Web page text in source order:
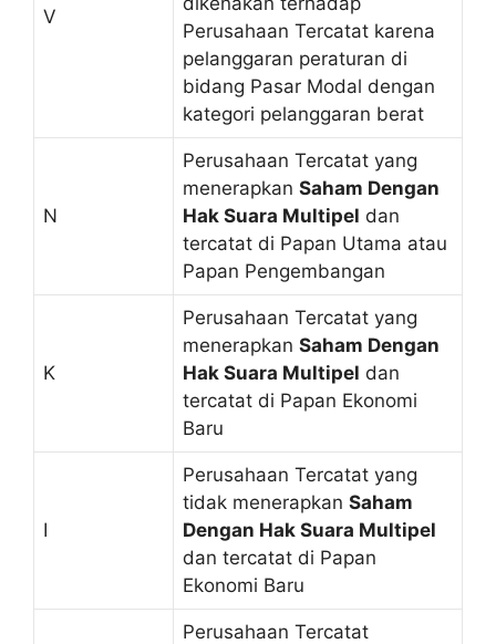
V
Perusahaan Tercatat karena
pelanggaran peraturan di
bidang Pasar Modal dengan
kategori pelanggaran berat
N
Perusahaan Tercatat yang
menerapkan Saham Dengan
Hak Suara Multipel dan
tercatat di Papan Utama atau
Papan Pengembangan
K
Perusahaan Tercatat yang
menerapkan Saham Dengan
Hak Suara Multipel dan
tercatat di Papan Ekonomi
Baru
I
Perusahaan Tercatat yang
tidak menerapkan Saham
Dengan Hak Suara Multipel
dan tercatat di Papan
Ekonomi Baru
Perusahaan Tercatat